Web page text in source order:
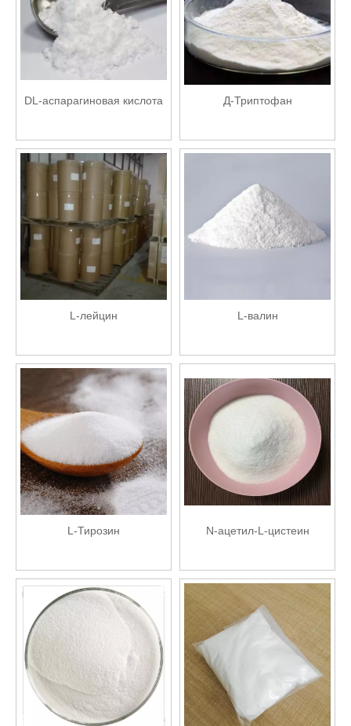
DL-аспарагиновая кислота Д-Триптофан
L-лейцин L-валин
L-Тирозин N-ацетил-L-цистеин